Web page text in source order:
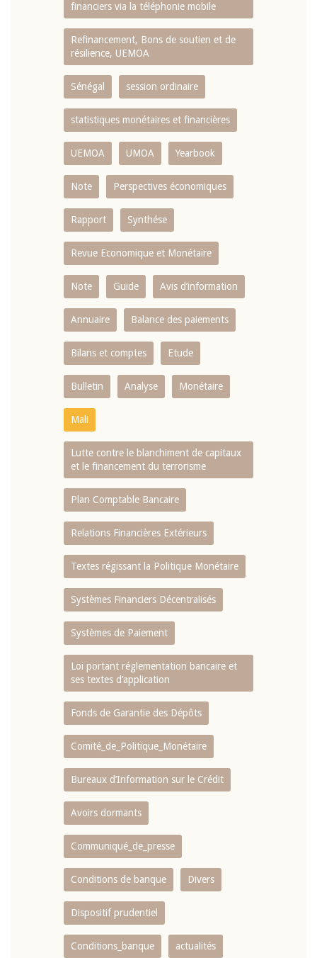
financiers via la téléphonie mobile
Refinancement, Bons de soutien et de
résilience, UEMOA
Sénégal session ordinaire
statistiques monétaires et financières
UEMOA UMOA Yearbook
Note Perspectives économiques
Rapport Synthése
Revue Economique et Monétaire
Note Guide Avis d’information
Annuaire Balance des paiements
Bilans et comptes Etude
Bulletin Analyse Monétaire
Mali
Lutte contre le blanchiment de capitaux
et le financement du terrorisme
Plan Comptable Bancaire
Relations Financières Extérieurs
Textes régissant la Politique Monétaire
Systèmes Financiers Décentralisés
Systèmes de Paiement
Loi portant réglementation bancaire et
ses textes d’application
Fonds de Garantie des Dépôts
Comité_de_Politique_Monétaire
Bureaux d’Information sur le Crédit
Avoirs dormants
Communiqué_de_presse
Conditions de banque Divers
Dispositif prudentiel
Conditions_banque actualités